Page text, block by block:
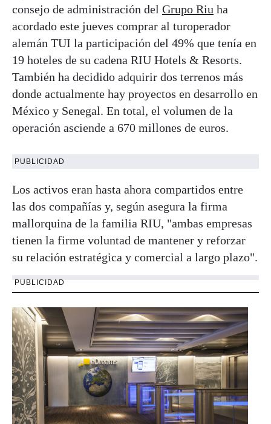
consejo de administración del Grupo Riu ha
acordado este jueves comprar al turoperador
alemán TUI la participación del 49% que tenía en
19 hoteles de su cadena RIU Hotels & Resorts.
También ha decidido adquirir dos terrenos más
donde actualmente hay proyectos en desarrollo en
México y Senegal. En total, el volumen de la
operación asciende a 670 millones de euros.
PUBLICIDAD
Los activos eran hasta ahora compartidos entre
las dos compañías y, según asegura la firma
mallorquina de la familia RIU, "ambas empresas
tienen la firme voluntad de mantener y reforzar
su relación estratégica y comercial a largo plazo".
PUBLICIDAD